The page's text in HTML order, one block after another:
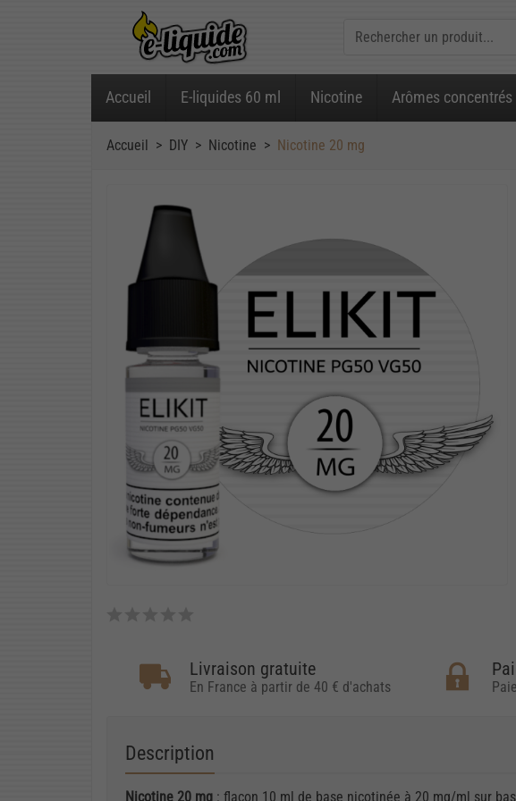
Accueil E-liquides 60 ml Nicotine Arômes concentrés
Accueil DIY Nicotine Nicotine 20 mg
Livraison gratuite
En France à partir de 40 € d'achats
Description
Nicotine 20 mg : flacon 10 ml de base nicotinée à 20 mg/ml sur